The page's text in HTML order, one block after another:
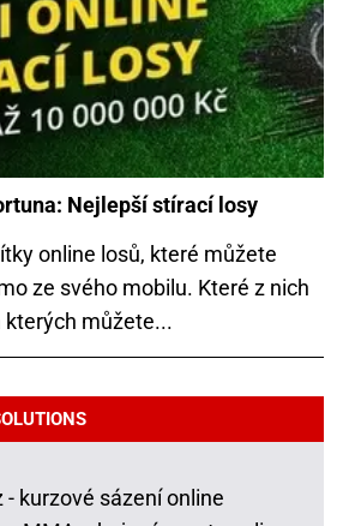
Nejlepší stírací losy
online losů, které můžete
ze svého mobilu. Které z nich
kterých můžete...
- kurzové sázení online